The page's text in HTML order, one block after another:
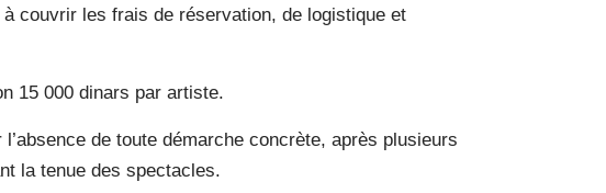
couvrir les frais de réservation, de logistique et
15 000 dinars par artiste.
de toute démarche concrète, après plusieurs
la tenue des spectacles.